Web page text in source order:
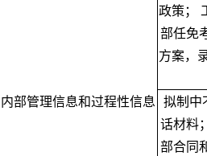
内部管理信息和过程性信息
政策；
部任免
方案，
拟制中
话材料
部合同